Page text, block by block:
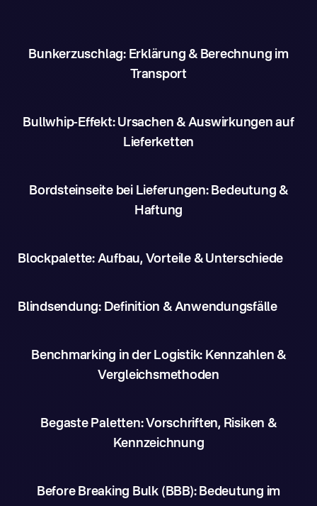
Bunkerzuschlag: Erklärung & Berechnung im
Transport
Bullwhip-Effekt: Ursachen & Auswirkungen auf
Lieferketten
Bordsteinseite bei Lieferungen: Bedeutung &
Haftung
Blockpalette: Aufbau, Vorteile & Unterschiede
Blindsendung: Definition & Anwendungsfälle
Benchmarking in der Logistik: Kennzahlen &
Vergleichsmethoden
Begaste Paletten: Vorschriften, Risiken &
Kennzeichnung
Before Breaking Bulk (BBB): Bedeutung im